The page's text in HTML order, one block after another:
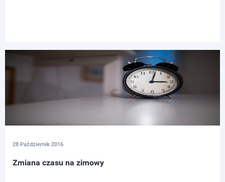
28 Październik 2016
Zmiana czasu na zimowy